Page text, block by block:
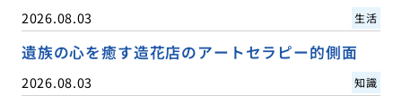
2026.08.03 生活
遺族の心を癒す造花店のアートセラピー的側面
2026.08.03 知識